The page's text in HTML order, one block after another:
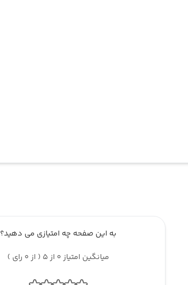
به این صفحه چه امتیازی می دهید؟
میانگین امتیاز 0 از 5 ( از 0 رای )